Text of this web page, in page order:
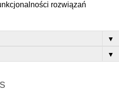
rozwiązań
▼
▼